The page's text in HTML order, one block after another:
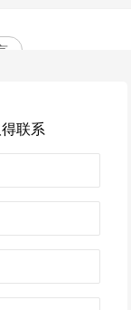
联系